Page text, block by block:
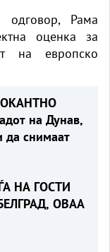
одговор, Рама
оценка за
на европско
на Дунав,
да снимаат
НА ГОСТИ
ОВАА